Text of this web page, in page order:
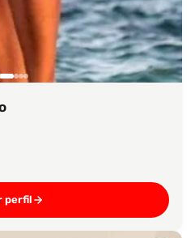
perfil